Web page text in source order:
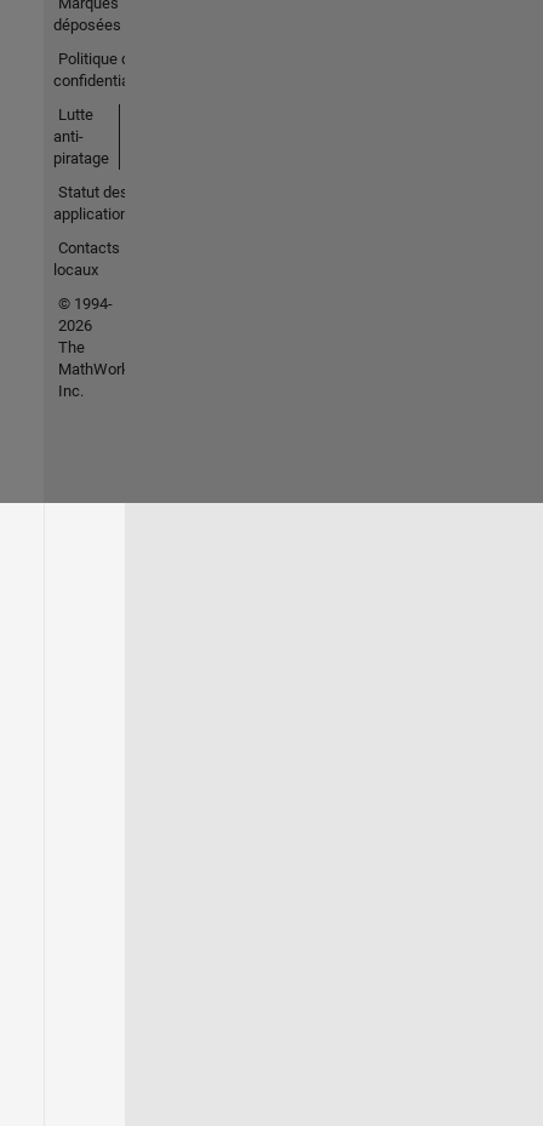
déposées
Politique de
confidentialité
Lutte
anti-
piratage
Statut des
applications
Contacts
locaux
© 1994-
2026
The
MathWorks,
Inc.